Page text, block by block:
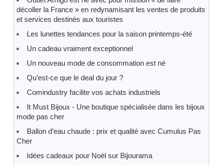
décoller la France » en redynamisant les ventes de produits
et services destinés aux touristes
Les lunettes tendances pour la saison printemps-été
Un cadeau vraiment exceptionnel
Un nouveau mode de consommation est né
Qu’est-ce que le deal du jour ?
Comindustry facilite vos achats industriels
It Must Bijoux - Une boutique spécialisée dans les bijoux
mode pas cher
Ballon d’eau chaude : prix et qualité avec Cumulus Pas
Cher
Idées cadeaux pour Noël sur Bijourama